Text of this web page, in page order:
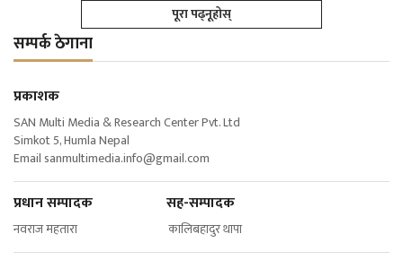
पूरा पढ्नूहोस्
सम्पर्क ठेगाना
प्रकाशक
SAN Multi Media & Research Center Pvt. Ltd
Simkot 5, Humla Nepal
Email sanmultimedia.info@gmail.com
प्रधान सम्पादक सह-सम्पादक
नवराज महतारा कालिबहादुर थापा